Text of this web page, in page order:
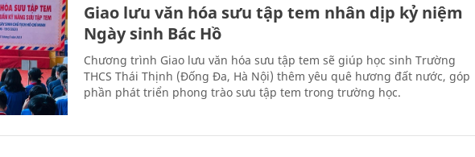
Giao lưu văn hóa sưu tập tem nhân dịp kỷ niệm
Ngày sinh Bác Hồ
Chương trình Giao lưu văn hóa sưu tập tem sẽ giúp học sinh Trường
THCS Thái Thịnh (Đống Đa, Hà Nội) thêm yêu quê hương đất nước, góp
phần phát triển phong trào sưu tập tem trong trường học.